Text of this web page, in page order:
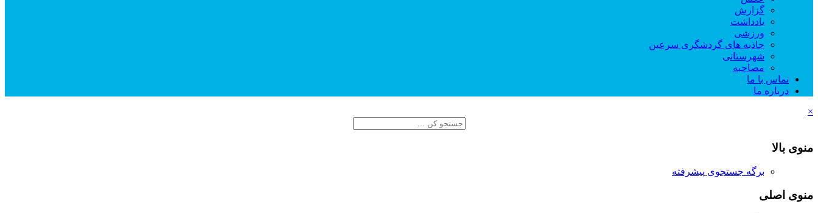
گزارش
یادداشت
ورزشی
جاذبه های گردشگری سرعین
شهرستانی
مصاحبه
تماس با ما
درباره ما
×
منوی بالا
برگه جستجوی پیشرفته
منوی اصلی